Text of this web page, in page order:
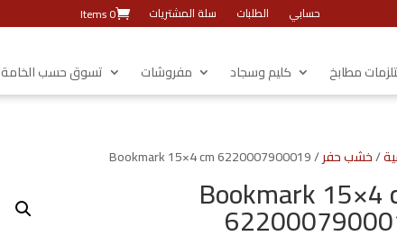
حسابي الطلبات سلة المشتريات 0 Items
مطابخ كليم وسجاد مفروشات تسوق حسب الخامة
/خشب حفر/ Bookmark 15×4 cm 6220007900019
Bookmark 15×4